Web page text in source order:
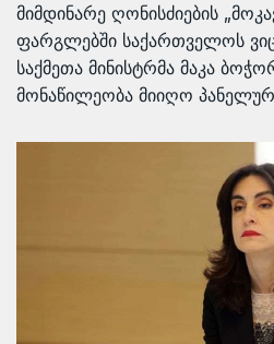
მიმდინარე ღონისძიების
ფარგლებში საქართველოს
საქმეთა მინისტრმა მაკა
მონაწილეობა მიიღო